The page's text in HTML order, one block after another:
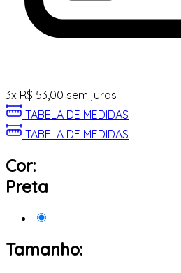
3x R$ 53,00 sem juros
TABELA DE MEDIDAS
TABELA DE MEDIDAS
Cor:
Preta
Tamanho: